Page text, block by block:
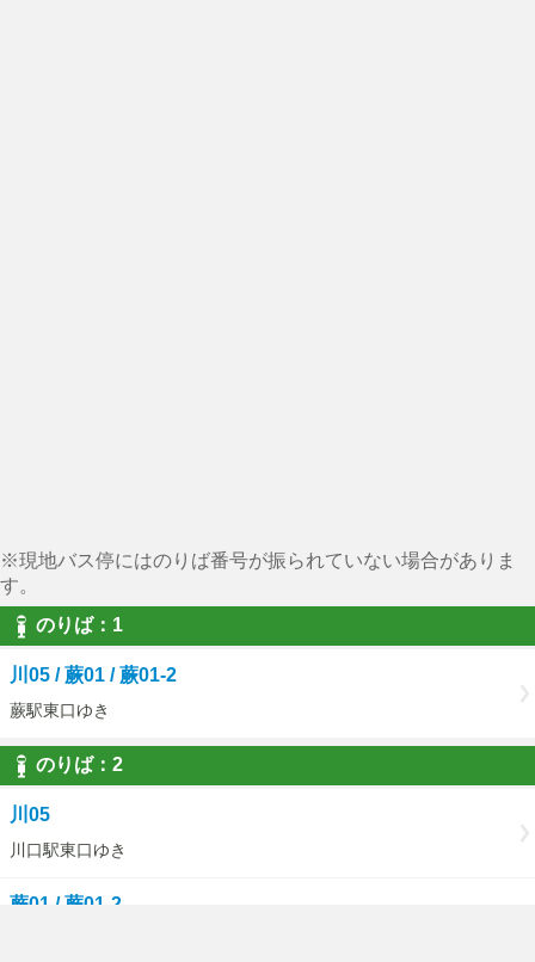
※現地バス停にはのりば番号が振られていない場合がありま
す。
のりば：1
川05 / 蕨01 / 蕨01-2
蕨駅東口ゆき
のりば：2
川05
川口駅東口ゆき
蕨01 / 蕨01-2